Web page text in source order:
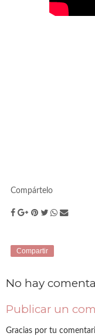
Compártelo
Compartir
No hay
Publicar un
Gracias por tu